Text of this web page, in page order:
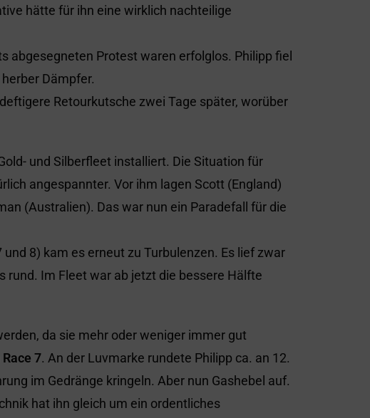
hätte für ihn eine wirklich nachteilige
abgesegneten Protest waren erfolglos. Philipp fiel
Dämpfer.
Retourkutsche zwei Tage später, worüber
und Silberfleet installiert. Die Situation für
angespannter. Vor ihm lagen Scott (England)
(Australien). Das war nun ein Paradefall für die
8) kam es erneut zu Turbulenzen. Es lief zwar
rund. Im Fleet war ab jetzt die bessere Hälfte
da sie mehr oder weniger immer gut
Race 7. An der Luvmarke rundete Philipp ca. an 12.
im Gedränge kringeln. Aber nun Gashebel auf.
hat ihn gleich um ein ordentliches